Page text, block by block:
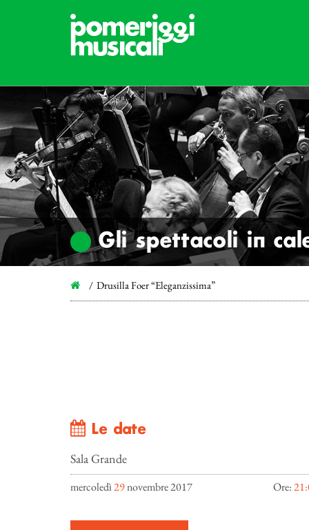
Gli spettacoli in
Drusilla Foer “Eleganzissima”
Le date
Sala Grande
mercoledì29novembre 2017 Ore: